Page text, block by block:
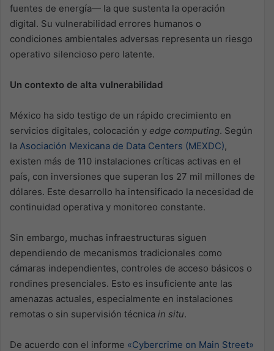
fuentes de energía— la que sustenta la operación
digital. Su vulnerabilidad errores humanos o
condiciones ambientales adversas representa un riesgo
operativo silencioso pero latente.
Un contexto de alta vulnerabilidad
México ha sido testigo de un rápido crecimiento en
servicios digitales, colocación y edge computing. Según
la Asociación Mexicana de Data Centers (MEXDC),
existen más de 110 instalaciones críticas activas en el
país, con inversiones que superan los 27 mil millones de
dólares. Este desarrollo ha intensificado la necesidad de
continuidad operativa y monitoreo constante.
Sin embargo, muchas infraestructuras siguen
dependiendo de mecanismos tradicionales como
cámaras independientes, controles de acceso básicos o
rondines presenciales. Esto es insuficiente ante las
amenazas actuales, especialmente en instalaciones
remotas o sin supervisión técnica in situ.
De acuerdo con el informe «Cybercrime on Main Street»